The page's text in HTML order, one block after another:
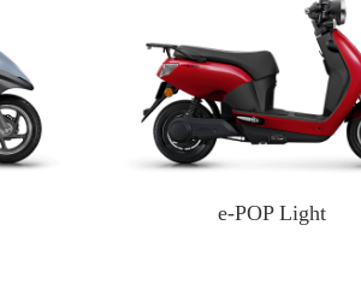
e-POP Light